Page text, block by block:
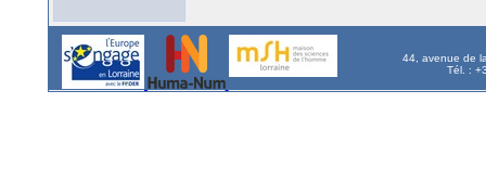
44, avenue de
Tél. :